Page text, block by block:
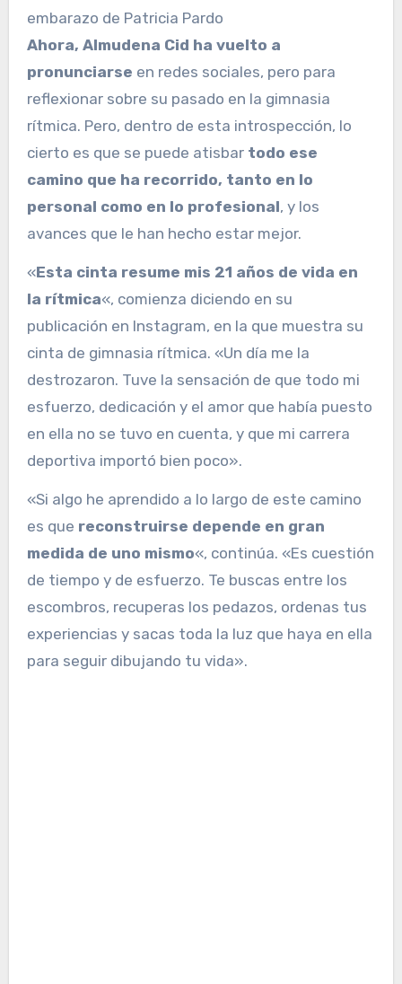
embarazo de Patricia Pardo
Ahora, Almudena Cid ha vuelto a
pronunciarse en redes sociales, pero para
reflexionar sobre su pasado en la gimnasia
rítmica. Pero, dentro de esta introspección, lo
cierto es que se puede atisbar todo ese
camino que ha recorrido, tanto en lo
personal como en lo profesional, y los
avances que le han hecho estar mejor.
«Esta cinta resume mis 21 años de vida en
la rítmica«, comienza diciendo en su
publicación en Instagram, en la que muestra su
cinta de gimnasia rítmica. «Un día me la
destrozaron. Tuve la sensación de que todo mi
esfuerzo, dedicación y el amor que había puesto
en ella no se tuvo en cuenta, y que mi carrera
deportiva importó bien poco».
«Si algo he aprendido a lo largo de este camino
es que reconstruirse depende en gran
medida de uno mismo«, continúa. «Es cuestión
de tiempo y de esfuerzo. Te buscas entre los
escombros, recuperas los pedazos, ordenas tus
experiencias y sacas toda la luz que haya en ella
para seguir dibujando tu vida».